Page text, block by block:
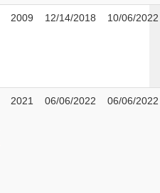
2009 12/14/2018 10/06/2022
2021 06/06/2022 06/06/2022